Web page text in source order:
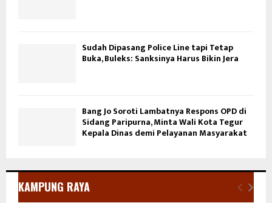
Sudah Dipasang Police Line tapi Tetap
Buka, Buleks: Sanksinya Harus Bikin Jera
Bang Jo Soroti Lambatnya Respons OPD di
Sidang Paripurna, Minta Wali Kota Tegur
Kepala Dinas demi Pelayanan Masyarakat
KAMPUNG RAYA